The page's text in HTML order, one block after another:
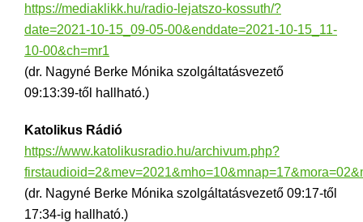
https://mediaklikk.hu/radio-lejatszo-kossuth/?
date=2021-10-15_09-05-00&enddate=2021-10-15_11-
10-00&ch=mr1
(dr. Nagyné Berke Mónika szolgáltatásvezető
09:13:39-től hallható.)
Katolikus Rádió
https://www.katolikusradio.hu/archivum.php?
(dr. Nagyné Berke Mónika szolgáltatásvezető 09:17-től
17:34-ig hallható.)